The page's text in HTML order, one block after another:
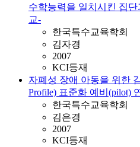
수학능력을 일치시킨 집단
교-
한국특수교육학회
김자경
2007
KCI등재
자폐성 장애 아동을 위한
Profile) 표준화 예비(pilot)
한국특수교육학회
김은경
2007
KCI등재